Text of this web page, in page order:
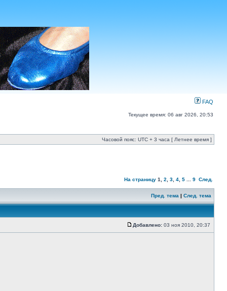
FAQ
Текущее время: 06 авг 2026, 20:53
Часовой пояс: UTC + 3 часа [ Летнее время ]
На страницу 1 2 3 4 5 9 След.
Пред. тема | След. тема
Добавлено: 03 ноя 2010, 20:37